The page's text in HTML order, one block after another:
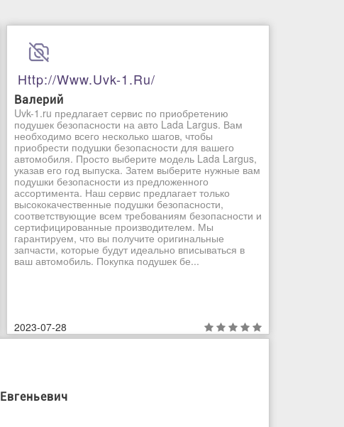
Http://www.uvk-1.ru/
Валерий
Uvk-1.ru предлагает сервис по приобретению
подушек безопасности на авто Lada Largus. Вам
необходимо всего несколько шагов, чтобы
приобрести подушки безопасности для вашего
автомобиля. Просто выберите модель Lada Largus,
указав его год выпуска. Затем выберите нужные вам
подушки безопасности из предложенного
ассортимента. Наш сервис предлагает только
высококачественные подушки безопасности,
соответствующие всем требованиям безопасности и
сертифицированные производителем. Мы
гарантируем, что вы получите оригинальные
запчасти, которые будут идеально вписываться в
ваш автомобиль. Покупка подушек бе...
2023-07-28